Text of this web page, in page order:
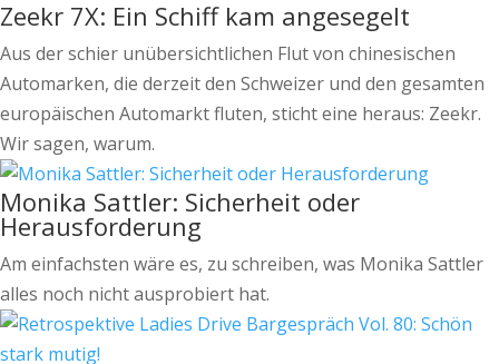
Zeekr 7X: Ein Schiff kam angesegelt
Aus der schier unübersichtlichen Flut von chinesischen
Automarken, die derzeit den Schweizer und den gesamten
europäischen Automarkt fluten, sticht eine heraus: Zeekr.
Wir sagen, warum.
Monika Sattler: Sicherheit oder
Herausforderung
Am einfachsten wäre es, zu schreiben, was Monika Sattler
alles noch nicht ausprobiert hat.